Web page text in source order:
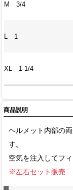
M 3/4
L 1
XL 1-1/4
商品説明
ヘルメット内部の
す。
空気を注入してフ
※左右セット販売